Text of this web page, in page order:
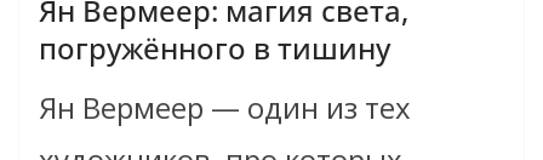
Ян Вермеер: магия света,
погружённого в тишину
Ян Вермеер — один из тех